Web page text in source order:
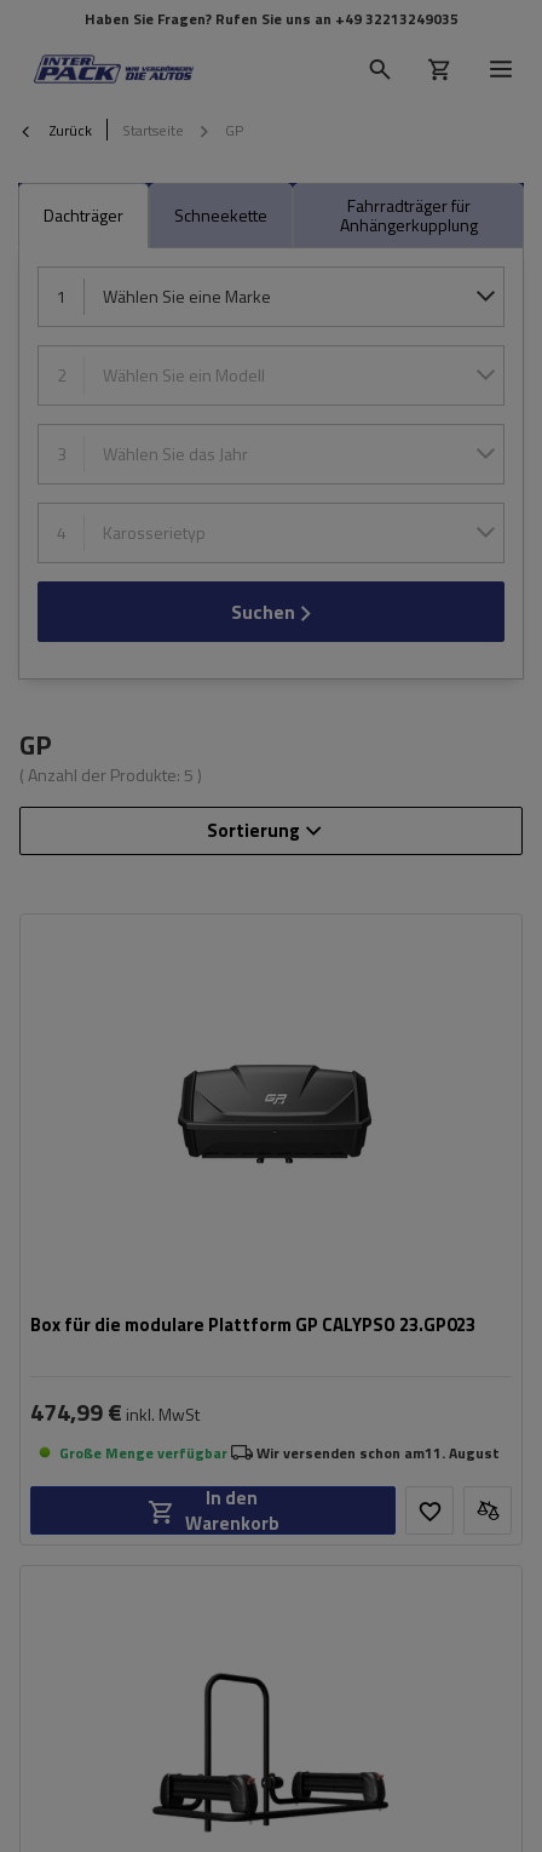
Haben Sie Fragen? Rufen Sie uns an +49 32213249035
Zurück Startseite GP
Dachträger Schneekette Fahrradträger für
Anhängerkupplung
1 Wählen Sie eine Marke
2 Wählen Sie ein Modell
3 Wählen Sie das Jahr
4 Karosserietyp
Suchen
GP
( Anzahl der Produkte: 5 )
Sortierung
Box für die modulare Plattform GP CALYPSO 23.GP023
ausgestattet mit einem Sicherheitsverschluss
474,99 € inkl. MwSt
Große Menge verfügbar Wir versenden schon am11. August
In den
Warenkorb